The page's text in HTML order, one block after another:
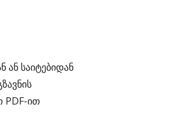
ან საიტებიდან
PDF-ით